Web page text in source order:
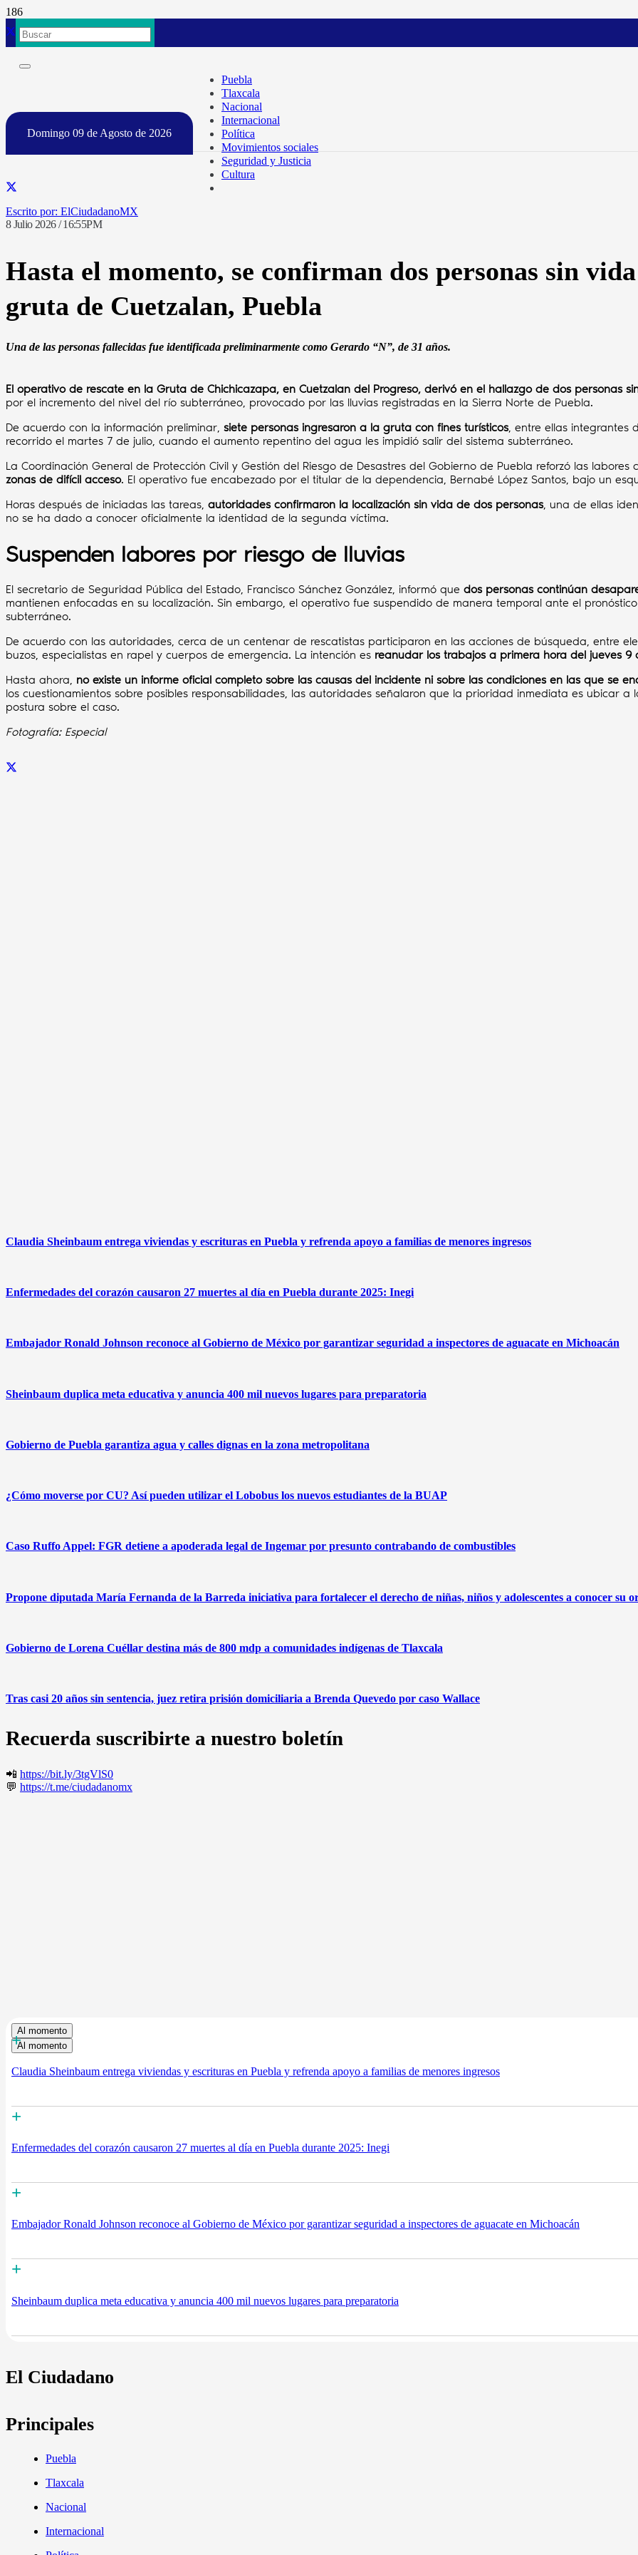
Domingo 09 de Agosto de 2026
Puebla
Tlaxcala
Nacional
Internacional
Política
Movimientos sociales
Seguridad y Justicia
Cultura
ElCiudadanoMX
8 Julio 2026 / 16:55PM
Hasta el momento, se confirman dos personas sin
gruta de Cuetzalan, Puebla
Una de las personas fallecidas fue identificada preliminarmente como Gerardo “N”, de 31 años.
El operativo de rescate en la Gruta de Chichicazapa, en Cuetzalan del Progreso, derivó en el hallazgo de dos personas
por el incremento del nivel del río subterráneo, provocado por las lluvias registradas en la Sierra Norte de Puebla.
De acuerdo con la información preliminar, siete personas ingresaron a la gruta con fines turísticos, entre ellas integrantes
recorrido el martes 7 de julio, cuando el aumento repentino del agua les impidió salir del sistema subterráneo.
La Coordinación General de Protección Civil y Gestión del Riesgo de Desastres del Gobierno de Puebla reforzó las labores
zonas de difícil acceso. El operativo fue encabezado por el titular de la dependencia, Bernabé López Santos, bajo un
Horas después de iniciadas las tareas, autoridades confirmaron la localización sin vida de dos personas, una de ellas
no se ha dado a conocer oficialmente la identidad de la segunda víctima.
Suspenden labores por riesgo de lluvias
El secretario de Seguridad Pública del Estado, Francisco Sánchez González, informó que dos personas continúan
mantienen enfocadas en su localización. Sin embargo, el operativo fue suspendido de manera temporal ante el
subterráneo.
De acuerdo con las autoridades, cerca de un centenar de rescatistas participaron en las acciones de búsqueda, entre
buzos, especialistas en rapel y cuerpos de emergencia. La intención es reanudar los trabajos a primera hora del jueves 9
Hasta ahora, no existe un informe oficial completo sobre las causas del incidente ni sobre las condiciones en las que se
los cuestionamientos sobre posibles responsabilidades, las autoridades señalaron que la prioridad inmediata es ubicar
postura sobre el caso.
Fotografía: Especial
Claudia Sheinbaum entrega viviendas y escrituras en Puebla y refrenda apoyo a familias de menores ingresos
Enfermedades del corazón causaron 27 muertes al día en Puebla durante 2025: Inegi
Embajador Ronald Johnson reconoce al Gobierno de México por garantizar seguridad a inspectores de aguacate en Michoacán
Sheinbaum duplica meta educativa y anuncia 400 mil nuevos lugares para preparatoria
Gobierno de Puebla garantiza agua y calles dignas en la zona metropolitana
¿Cómo moverse por CU? Así pueden utilizar el Lobobus los nuevos estudiantes de la BUAP
Caso Ruffo Appel: FGR detiene a apoderada legal de Ingemar por presunto contrabando de combustibles
Propone diputada María Fernanda de la Barreda iniciativa para fortalecer el derecho de niñas, niños y adolescentes a conocer su
Gobierno de Lorena Cuéllar destina más de 800 mdp a comunidades indígenas de Tlaxcala
Tras casi 20 años sin sentencia, juez retira prisión domiciliaria a Brenda Quevedo por caso Wallace
Recuerda suscribirte a nuestro boletín
📲 https://bit.ly/3tgVlS0
💬 https://t.me/ciudadanomx
Al momento
Al momento
+
Claudia Sheinbaum entrega viviendas y escrituras en Puebla y refrenda apoyo a familias de menores ingresos
+
Enfermedades del corazón causaron 27 muertes al día en Puebla durante 2025: Inegi
+
Embajador Ronald Johnson reconoce al Gobierno de México por garantizar seguridad a inspectores de aguacate en Michoacán
+
Sheinbaum duplica meta educativa y anuncia 400 mil nuevos lugares para preparatoria
El Ciudadano
Principales
Puebla
Tlaxcala
Nacional
Internacional